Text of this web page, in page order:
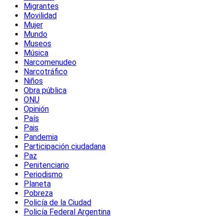
Migrantes
Movilidad
Mujer
Mundo
Museos
Música
Narcomenudeo
Narcotráfico
Niños
Obra pública
ONU
Opinión
País
Pais
Pandemia
Participación ciudadana
Paz
Penitenciario
Periodismo
Planeta
Pobreza
Policía de la Ciudad
Policía Federal Argentina